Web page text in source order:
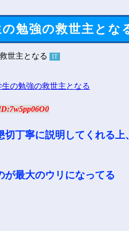
勉強の救世主とな
IT
丁寧に説明してくれる
が最大のウリになってる